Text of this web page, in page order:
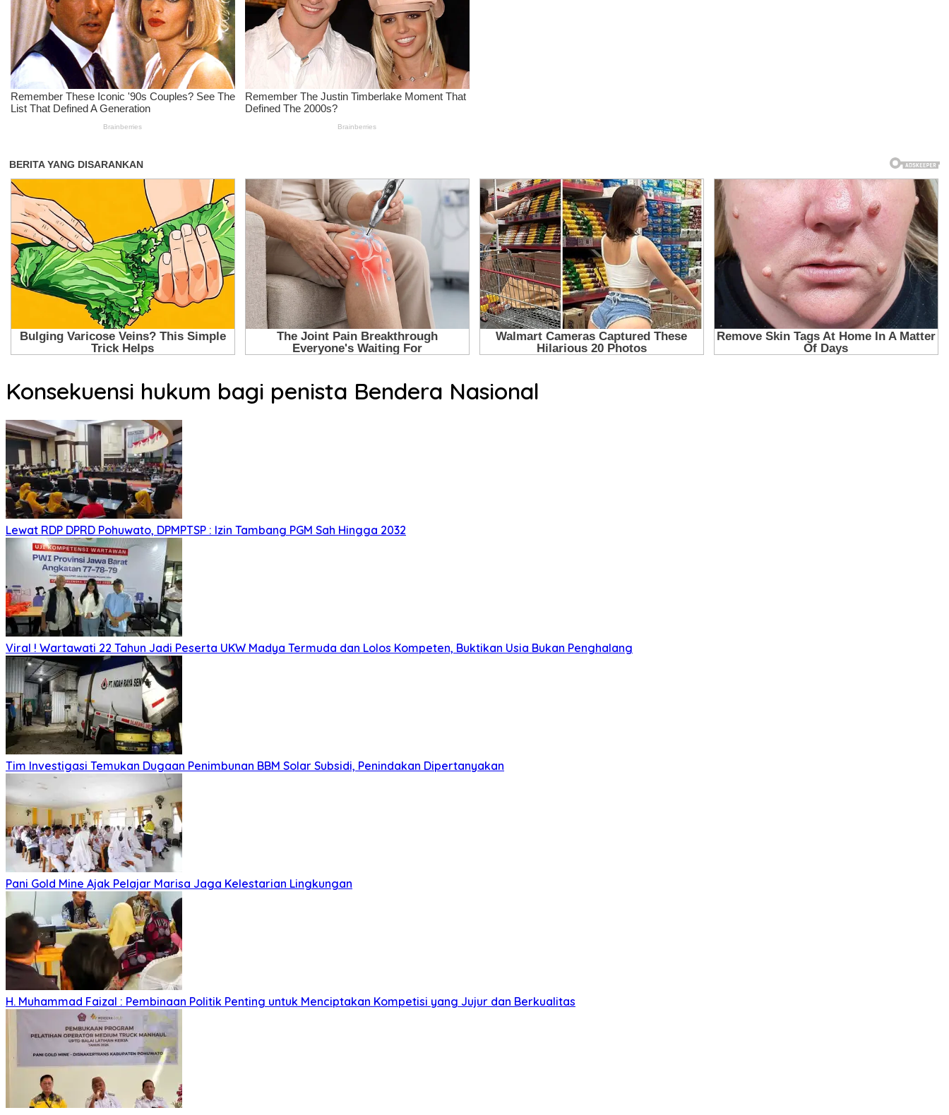
Konsekuensi hukum bagi penista Bendera Nasional
Lewat RDP DPRD Pohuwato, DPMPTSP : Izin Tambang PGM Sah Hingga 2032
Viral ! Wartawati 22 Tahun Jadi Peserta UKW Madya Termuda dan Lolos Kompeten, Buktikan Usia Bukan Penghalang
Tim Investigasi Temukan Dugaan Penimbunan BBM Solar Subsidi, Penindakan Dipertanyakan
Pani Gold Mine Ajak Pelajar Marisa Jaga Kelestarian Lingkungan
H. Muhammad Faizal : Pembinaan Politik Penting untuk Menciptakan Kompetisi yang Jujur dan Berkualitas